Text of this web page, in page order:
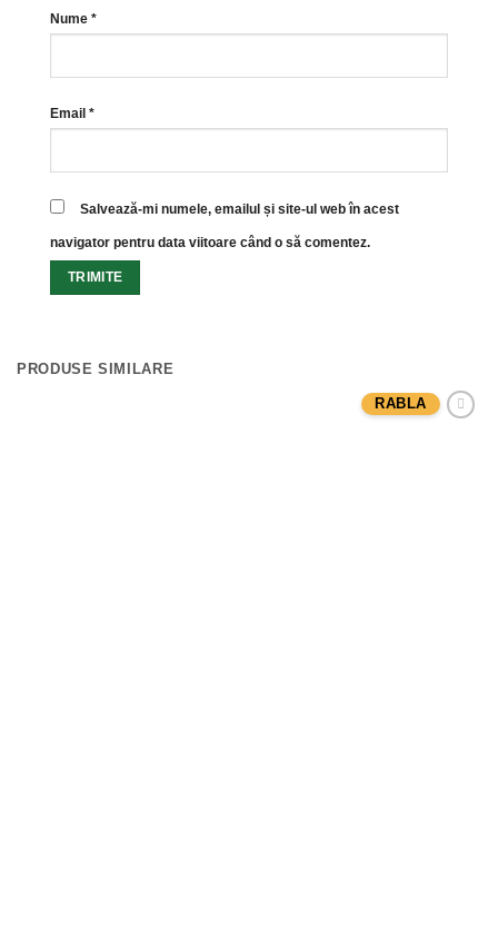
Nume *
Email *
Salvează-mi numele, emailul și site-ul web în acest
navigator pentru data viitoare când o să comentez.
PRODUSE SIMILARE
RABLA